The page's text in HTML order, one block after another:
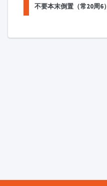
不要本末倒置（常20周6）